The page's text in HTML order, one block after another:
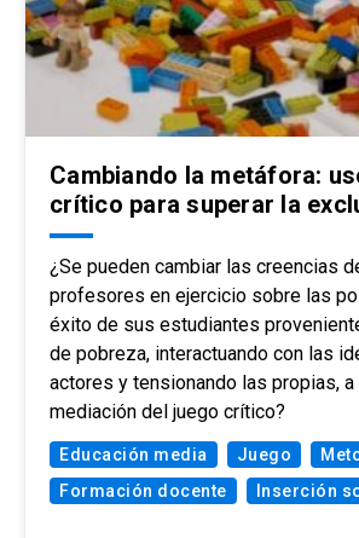
Cambiando la metáfora:
crítico para superar la
¿Se pueden cambiar las creencias
profesores en ejercicio sobre las
éxito de sus estudiantes
de pobreza, interactuando con las
actores y tensionando las propias,
mediación del juego crítico?
Educación media Juego
Formación docente
Inserción